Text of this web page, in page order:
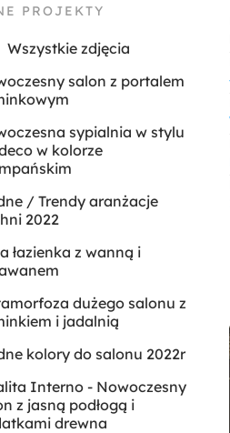
PROJEKTY
Wszystkie zdjęcia
salon z portalem
sypialnia w stylu
w kolorze
/ Trendy aranżacje
2022
łazienka z wanną i
dużego salonu z
i jadalnią
kolory do salonu 2022r
Interno - Nowoczesny
z jasną podłogą i
drewna